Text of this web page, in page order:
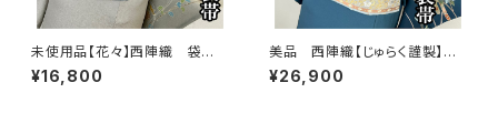
未使用品【花々】西陣織 袋
帯 正絹 s765
¥16,800
美品 西陣織【じゅらく謹製】黄
皇絲 落款 正絹 袋帯s762
¥26,900